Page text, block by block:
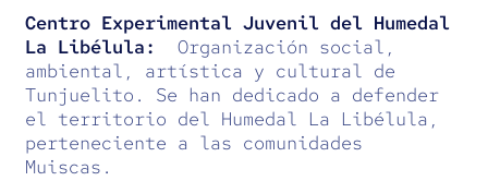
Centro Experimental Juvenil del Humedal
La Libélula:
Organización social,
ambiental, artística y cultural de
Tunjuelito. Se han dedicado a defender
el territorio del Humedal La Libélula,
perteneciente a las comunidades
Muiscas.